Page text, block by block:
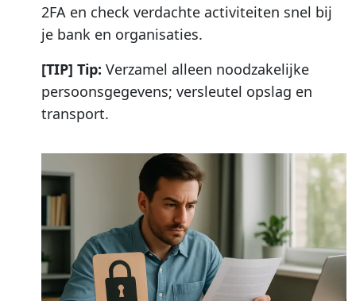
2FA en check verdachte activiteiten snel bij
je bank en organisaties.
[TIP] Tip: Verzamel alleen noodzakelijke
persoonsgegevens; versleutel opslag en
transport.